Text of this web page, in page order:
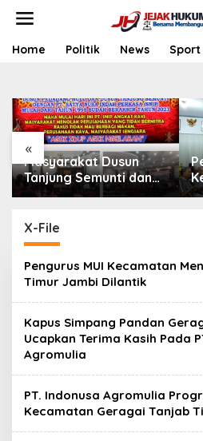
Home Politik News Sport
«
Masyarakat Dusun
Tanjung Semunti dan
Pedadang Hulu: Tuntut
Satya Nusa Indah
X-File
Pengurus MUI Kecamatan
Timur Jambi Dilantik
Kapus Simpang Pandan
Ucapkan Terima Kasih Pada
Agromulia
PT. Indonusa Agromulia
Kecamatan Geragai Tanjab